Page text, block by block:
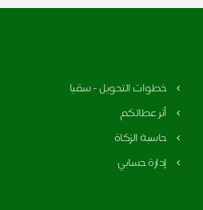
خطوات التحويل - سقيا
أثر عطائكم
حاسبة الزكاة
إدارة حسابي